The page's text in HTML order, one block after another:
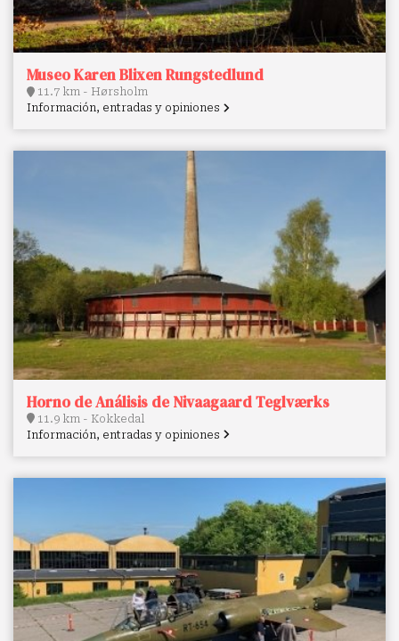
Museo Karen Blixen Rungstedlund
11.7 km - Hørsholm
Información, entradas y opiniones
Horno de Análisis de Nivaagaard Teglværks
11.9 km - Kokkedal
Información, entradas y opiniones